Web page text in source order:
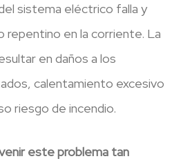
sistema eléctrico falla y
repentino en la corriente. La
en daños a los
calentamiento excesivo
riesgo de incendio.
este problema tan